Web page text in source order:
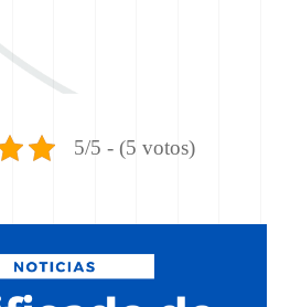
5/5 - (5 votos)